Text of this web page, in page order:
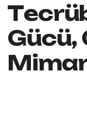
Tecrü
Gücü,
Mima